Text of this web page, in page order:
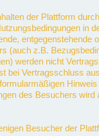
der Plattform
in
entgegenstehende
(auch z.B.
werden nicht
bei Vertragsschluss
Hinweis
des Besuchers wird
Besucher der